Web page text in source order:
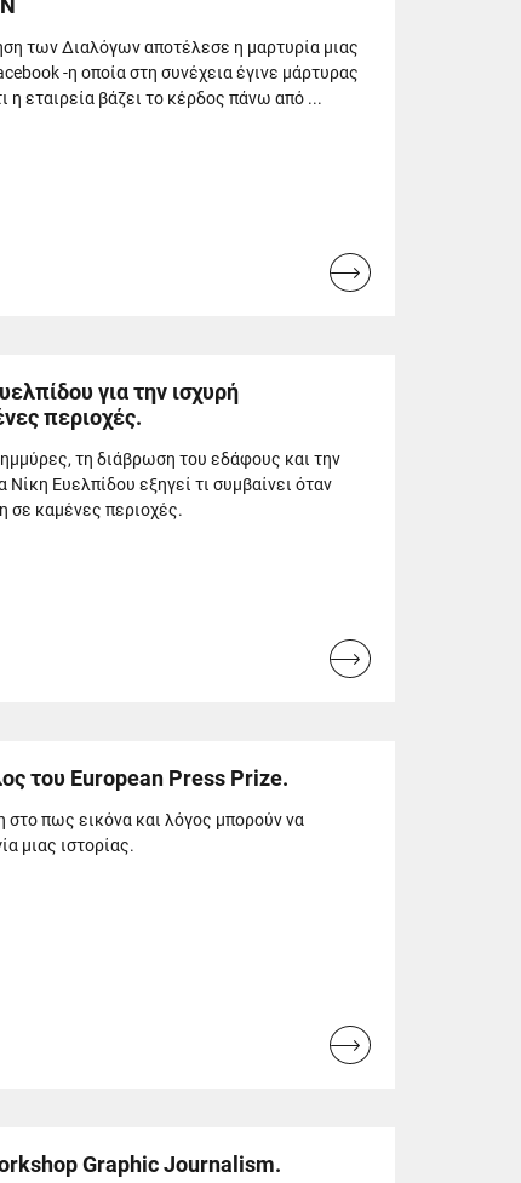
των Διαλόγων αποτέλεσε η μαρτυρία μιας
-η οποία στη συνέχεια έγινε μάρτυρας
η εταιρεία βάζει το κέρδος πάνω από ...
Read
για την ισχυρή
περιοχές.
τη διάβρωση του εδάφους και την
Ευελπίδου εξηγεί τι συμβαίνει όταν
σε καμένες περιοχές.
Read
του European Press Prize.
πως εικόνα και λόγος μπορούν να
μιας ιστορίας.
Read
Graphic Journalism.